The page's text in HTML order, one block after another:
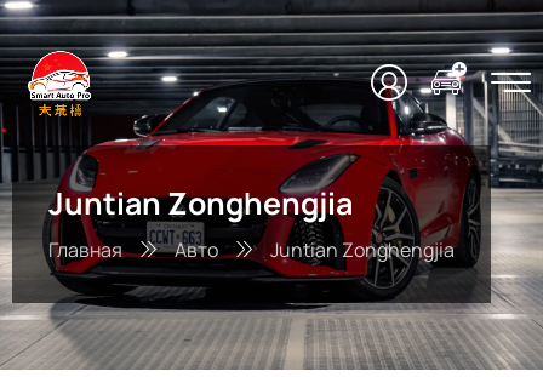
Juntian Zonghengjia
Главная Авто Juntian Zonghengjia